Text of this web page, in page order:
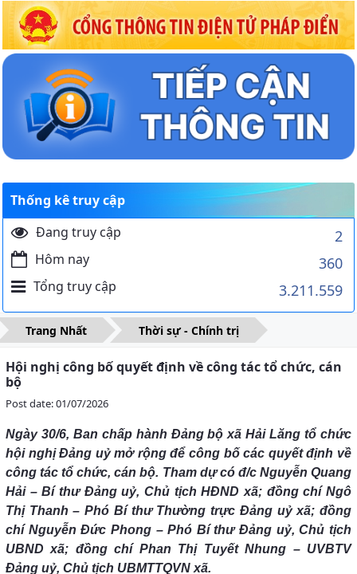
Thống kê truy cập
Đang truy cập
2
Hôm nay 360
Tổng truy cập 3.211.559
Trang Nhất Thời sự - Chính trị
Hội nghị công bố quyết định về công tác tổ chức, cán
bộ
Post date: 01/07/2026
Ngày 30/6, Ban chấp hành Đảng bộ xã Hải Lăng tổ chức
hội nghị Đảng uỷ mở rộng để công bố các quyết định về
công tác tổ chức, cán bộ. Tham dự có đ/c Nguyễn Quang
Hải – Bí thư Đảng uỷ, Chủ tịch HĐND xã; đồng chí Ngô
Thị Thanh – Phó Bí thư Thường trực Đảng uỷ xã; đồng
chí Nguyễn Đức Phong – Phó Bí thư Đảng uỷ, Chủ tịch
UBND xã; đồng chí Phan Thị Tuyết Nhung – UVBTV
Đảng uỷ, Chủ tịch UBMTTQVN xã.